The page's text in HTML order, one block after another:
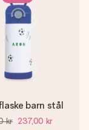
barn stål
kr 237,00 kr